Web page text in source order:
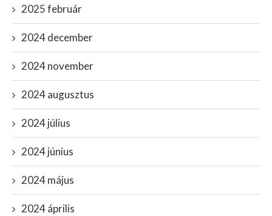
2025 február
2024 december
2024 november
2024 augusztus
2024 július
2024 június
2024 május
2024 április